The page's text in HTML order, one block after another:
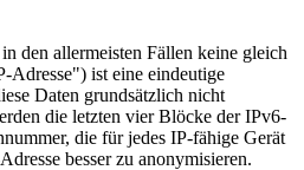
den allermeisten Fällen keine gleich
Adresse") ist eine eindeutige
Daten grundsätzlich nicht
die letzten vier Blöcke der IPv6-
die für jedes IP-fähige Gerät
besser zu anonymisieren.